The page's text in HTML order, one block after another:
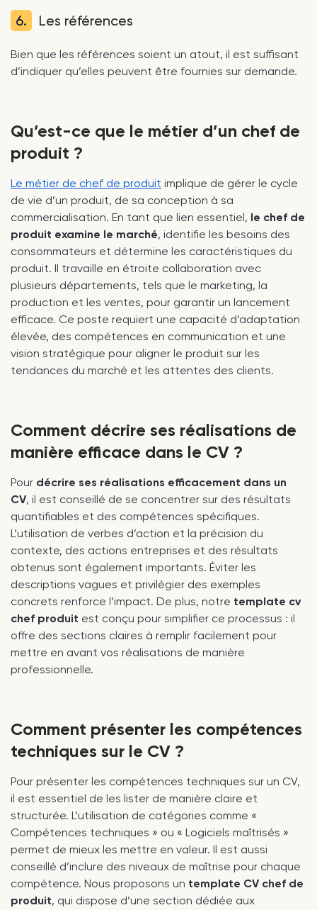
6. Les références
Bien que les références soient un atout, il est suffisant
d’indiquer qu’elles peuvent être fournies sur demande.
Qu’est-ce que le métier d’un chef de
produit ?
Le métier de chef de produit implique de gérer le cycle
de vie d’un produit, de sa conception à sa
commercialisation. En tant que lien essentiel, le chef de
produit examine le marché, identifie les besoins des
consommateurs et détermine les caractéristiques du
produit. Il travaille en étroite collaboration avec
plusieurs départements, tels que le marketing, la
production et les ventes, pour garantir un lancement
efficace. Ce poste requiert une capacité d’adaptation
élevée, des compétences en communication et une
vision stratégique pour aligner le produit sur les
tendances du marché et les attentes des clients.
Comment décrire ses réalisations de
manière efficace dans le CV ?
Pour décrire ses réalisations efficacement dans un
CV, il est conseillé de se concentrer sur des résultats
quantifiables et des compétences spécifiques.
L’utilisation de verbes d’action et la précision du
contexte, des actions entreprises et des résultats
obtenus sont également importants. Éviter les
descriptions vagues et privilégier des exemples
concrets renforce l’impact. De plus, notre template cv
chef produit est conçu pour simplifier ce processus : il
offre des sections claires à remplir facilement pour
mettre en avant vos réalisations de manière
professionnelle.
Comment présenter les compétences
techniques sur le CV ?
Pour présenter les compétences techniques sur un CV,
il est essentiel de les lister de manière claire et
structurée. L’utilisation de catégories comme «
Compétences techniques » ou « Logiciels maîtrisés »
permet de mieux les mettre en valeur. Il est aussi
conseillé d’inclure des niveaux de maîtrise pour chaque
compétence. Nous proposons un template CV chef de
produit, qui dispose d’une section dédiée aux